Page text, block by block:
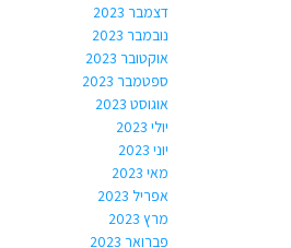
דצמבר 2023
נובמבר 2023
אוקטובר 2023
ספטמבר 2023
אוגוסט 2023
יולי 2023
יוני 2023
מאי 2023
אפריל 2023
מרץ 2023
פברואר 2023